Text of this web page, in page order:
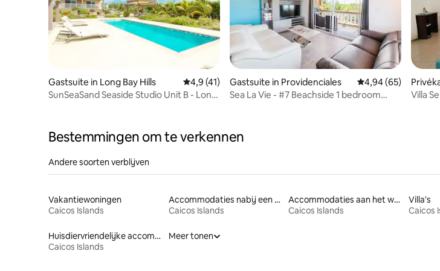
Gastsuite in Long Bay Hills Gemiddelde beoordeling van 4,9 op 5, 41 recensies
4,9 (41)
SunSeaSand Seaside Studio Unit B - Long
Gastsuite in Providenciales Gemiddelde
4,94 (65)
Sea La Vie - #7 Beachside 1 bedroom
y
Villa
Bestemmingen om te verkennen
Andere soorten verblijven
Vakantiewoningen
Caicos Islands
Accommodaties nabij een strand
Caicos Islands
Accommodaties aan het water
Caicos Islands
Villa's
Caicos
Huisdiervriendelijke accommodaties
Caicos Islands
Meer tonen